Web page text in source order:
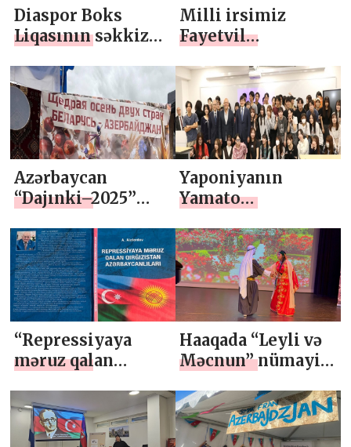
Diaspor Boks
Liqasının səkkiz
yeri tutub
Milli irsimiz
Fayetvil
Azərbaycan
“Dajınki–2025”
Yaponiyanın
Yamato
Azərbaycanla bağlı
təqdimat keçirilib
“Repressiyaya
məruz qalan
azərbaycanlıları”
kitabı nəşr olunub
Haaqada “Leyli və
Məcnun” nümayiş